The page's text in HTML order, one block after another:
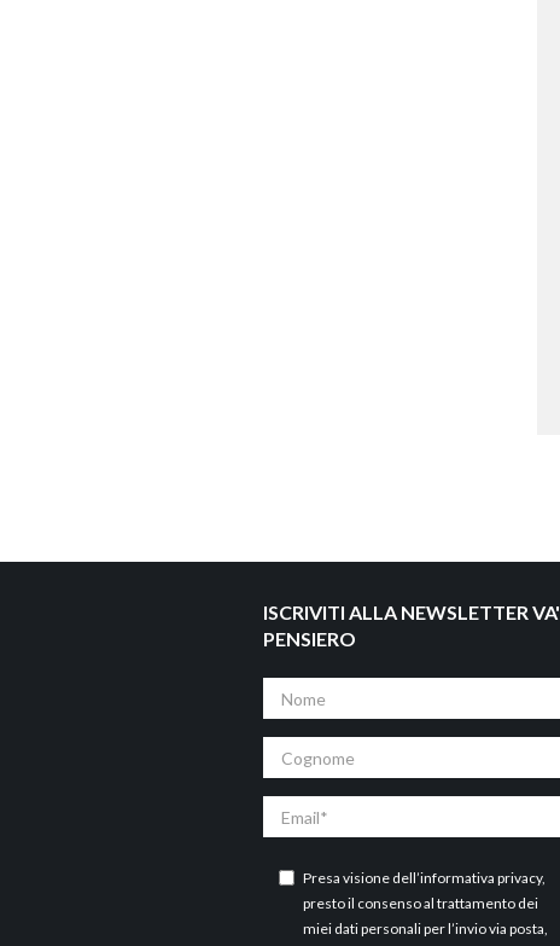
ISCRIVITI ALLA NEWSLETTER VA'
PENSIERO
Presa visione dell’informativa privacy,
presto il consenso al trattamento dei
miei dati personali per l’invio via posta,